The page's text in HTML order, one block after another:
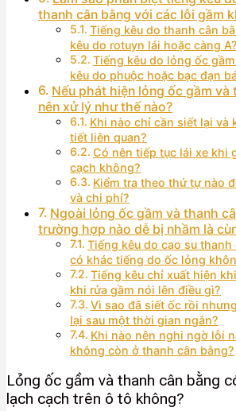
thanh cân bằng với các lỗi gầm
Tiếng kêu do thanh cân
kêu do rotuyn lái hoặc càng A?
Tiếng kêu do lỏng ốc
kêu do phuộc hoặc bạc đạn
Nếu phát hiện lỏng ốc gầm và
nên xử lý như thế nào?
Khi nào chỉ cần siết lại và
tiết liên quan?
Có nên tiếp tục lái xe khi
cạch không?
Kiểm tra theo thứ tự nào
và chi phí?
Ngoài lỏng ốc gầm và thanh
trường hợp nào dễ bị nhầm là
Tiếng kêu do cao su
có khác tiếng do ốc lỏng
Tiếng kêu chỉ xuất hiện
khi rửa gầm nói lên điều gì?
Vì sao đã siết ốc rồi
lại sau một thời gian ngắn?
Khi nào nên nghi ngờ lỗi
không còn ở thanh cân bằng?
Lỏng ốc gầm và thanh cân bằng
lạch cạch trên ô tô không?